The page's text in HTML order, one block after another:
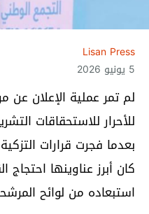
Lisan Press
5 يونيو 2026
لم تمر عملية الإعلان
للأحرار للاستحقاقات
بعدما فجرت قرارات
كان أبرز عناوينها
استبعاده من لوائح